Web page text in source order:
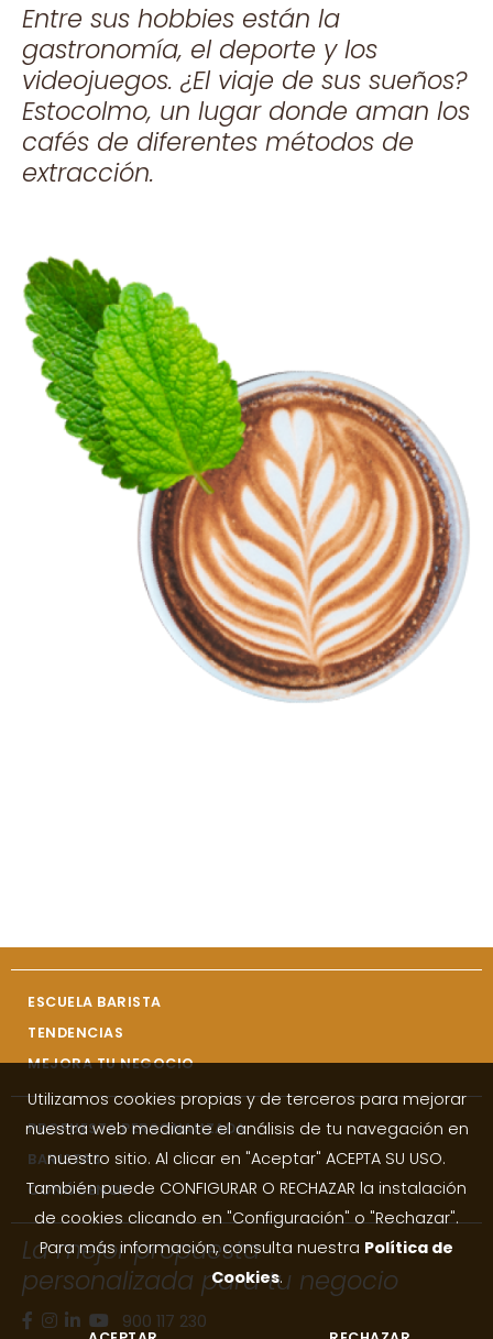
Utilizamos cookies propias y de terceros para mejorar
nuestra web mediante el análisis de tu navegación en
nuestro sitio. Al clicar en "Aceptar" ACEPTA SU USO.
También puede CONFIGURAR O RECHAZAR la instalación
de cookies clicando en "Configuración" o "Rechazar".
Para más información, consulta nuestra Política de
Cookies.
Entre sus hobbies están la
gastronomía, el deporte y los
videojuegos. ¿El viaje de sus sueños?
Estocolmo, un lugar donde aman los
cafés de diferentes métodos de
extracción.
ESCUELA BARISTA
TENDENCIAS
MEJORA TU NEGOCIO
PROPUESTA PERSONALIZADA
BARISTAS
CONÓCENOS
La mejor propuesta
personalizada para tu negocio
900 117 230